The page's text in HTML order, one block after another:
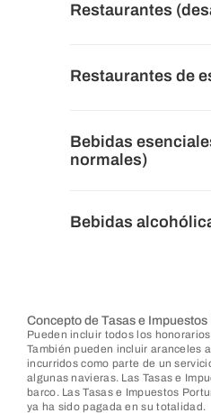
Restaurantes
Restaurantes de
Bebidas
normales)
Bebidas
Concepto de Tasas e
Pueden incluir todos los
También pueden incluir aranceles
incurridos como parte de un
algunas navieras. Las Tasas e
barco. Las Tasas e Impuestos
ya ha sido pagada en su totalidad.